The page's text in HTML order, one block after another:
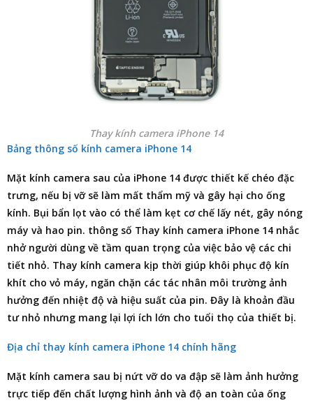
Thay kính camera iPhone 14
Bảng thông số kính camera iPhone 14
Mặt kính camera sau của iPhone 14 được thiết kế chéo đặc
trưng, nếu bị vỡ sẽ làm mất thẩm mỹ và gây hại cho ống
kính. Bụi bẩn lọt vào có thể làm kẹt cơ chế lấy nét, gây nóng
máy và hao pin. thông số Thay kính camera iPhone 14 nhắc
nhở người dùng về tầm quan trọng của việc bảo vệ các chi
tiết nhỏ. Thay kính camera kịp thời giúp khôi phục độ kín
khít cho vỏ máy, ngăn chặn các tác nhân môi trường ảnh
hưởng đến nhiệt độ và hiệu suất của pin. Đây là khoản đầu
tư nhỏ nhưng mang lại lợi ích lớn cho tuổi thọ của thiết bị.
Địa chỉ thay kính camera iPhone 14 chính hãng
Mặt kính camera sau bị nứt vỡ do va đập sẽ làm ảnh hưởng
trực tiếp đến chất lượng hình ảnh và độ an toàn của ống